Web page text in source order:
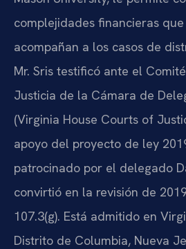
complejidades financieras
acompañan a los casos de
Mr. Sris testificó ante el
Justicia de la Cámara de
(Virginia House Courts of
apoyo del proyecto de ley
patrocinado por el delegado
convirtió en la revisión de
107.3(g). Está admitido en
Distrito de Columbia, Nueva